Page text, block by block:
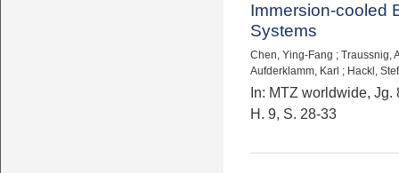
Immersion-cooled
Systems
Chen, Ying-Fang ; Traussnig,
Aufderklamm, Karl ; Hackl,
In: MTZ worldwide, Jg.
H. 9, S. 28-33